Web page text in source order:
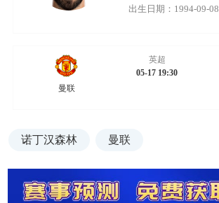
出生日期：1994-09-08
曼联
英超
05-17 19:30
诺丁汉森林 曼联